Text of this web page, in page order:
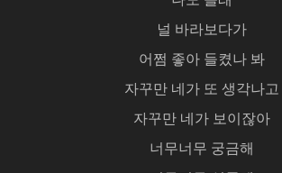
널 바라보다가
어쩜 좋아 들켰나 봐
자꾸만 네가 또 생각나고
자꾸만 네가 보이잖아
너무너무 궁금해